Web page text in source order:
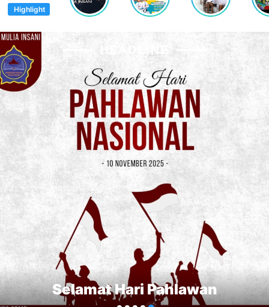
Highlight
HEADLINE
Selamat Hari Pahlawan